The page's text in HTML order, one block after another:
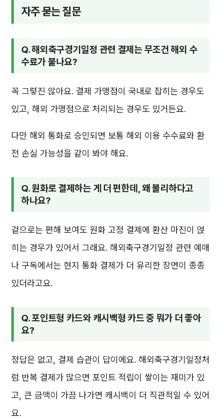
자주 묻는 질문
Q. 해외축구경기일정 관련 결제는 무조건 해외 수
수료가 붙나요?
꼭 그렇진 않아요. 결제 가맹점이 국내로 잡히는 경우도
있고, 해외 가맹점으로 처리되는 경우도 있거든요.
다만 해외 통화로 승인되면 보통 해외 이용 수수료와 환
전 손실 가능성을 같이 봐야 해요.
Q. 원화로 결제하는 게 더 편한데, 왜 불리하다고
하나요?
겉으로는 편해 보여도 원화 고정 결제에 환산 마진이 얹
히는 경우가 있어서 그래요. 해외축구경기일정 관련 예매
나 구독에서는 현지 통화 결제가 더 유리한 장면이 종종
있더라고요.
Q. 포인트형 카드와 캐시백형 카드 중 뭐가 더 좋아
요?
정답은 없고, 결제 습관이 답이에요. 해외축구경기일정처
럼 반복 결제가 많으면 포인트 적립이 쌓이는 재미가 있
고, 큰 금액이 가끔 나가면 캐시백이 더 직관적일 수 있어
요.